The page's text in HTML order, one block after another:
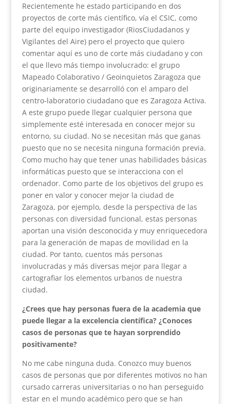
Recientemente he estado participando en dos
proyectos de corte más científico, vía el CSIC, como
parte del equipo investigador (RiosCiudadanos y
Vigilantes del Aire) pero el proyecto que quiero
comentar aquí es uno de corte más ciudadano y con
el que llevo más tiempo involucrado: el grupo
Mapeado Colaborativo / Geoinquietos Zaragoza que
originariamente se desarrolló con el amparo del
centro-laboratorio ciudadano que es Zaragoza Activa.
A este grupo puede llegar cualquier persona que
simplemente esté interesada en conocer mejor su
entorno, su ciudad. No se necesitan más que ganas
puesto que no se necesita ninguna formación previa.
Como mucho hay que tener unas habilidades básicas
informáticas puesto que se interacciona con el
ordenador. Como parte de los objetivos del grupo es
poner en valor y conocer mejor la ciudad de
Zaragoza, por ejemplo, desde la perspectiva de las
personas con diversidad funcional, estas personas
aportan una visión desconocida y muy enriquecedora
para la generación de mapas de movilidad en la
ciudad. Por tanto, cuentos más personas
involucradas y más diversas mejor para llegar a
cartografiar los elementos urbanos de nuestra
ciudad.
¿Crees que hay personas fuera de la academia que
puede llegar a la excelencia científica? ¿Conoces
casos de personas que te hayan sorprendido
positivamente?
No me cabe ninguna duda. Conozco muy buenos
casos de personas que por diferentes motivos no han
cursado carreras universitarias o no han perseguido
estar en el mundo académico pero que se han